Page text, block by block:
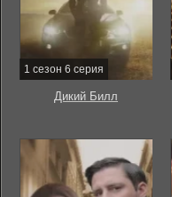
1 сезон 6 серия
Дикий Билл